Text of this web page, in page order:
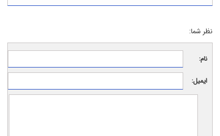
نظر شما:
نام:
ایمیل: